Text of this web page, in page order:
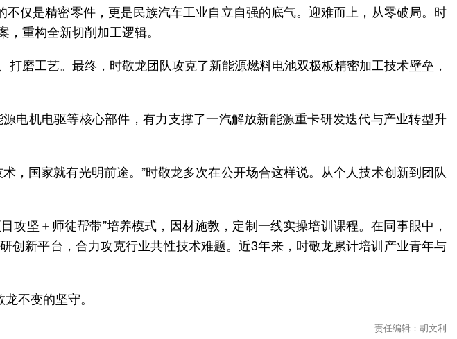
仅是精密零件，更是民族汽车工业自立自强的底气。迎难而上，从零破局。时
重构全新切削加工逻辑。
磨工艺。最终，时敬龙团队攻克了新能源燃料电池双极板精密加工技术壁垒，
电机电驱等核心部件，有力支撑了一汽解放新能源重卡研发迭代与产业转型升
，国家就有光明前途。”时敬龙多次在公开场合这样说。从个人技术创新到团队
攻坚＋师徒帮带”培养模式，因材施教，定制一线实操培训课程。在同事眼中，
新平台，合力攻克行业共性技术难题。近3年来，时敬龙累计培训产业青年与
不变的坚守。
责任编辑：胡文利